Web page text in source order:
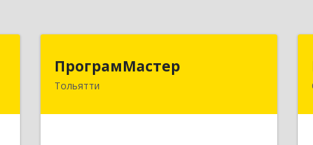
ПрограмМастер
Тольятти
445004, Самарская обл, Тольятти г,